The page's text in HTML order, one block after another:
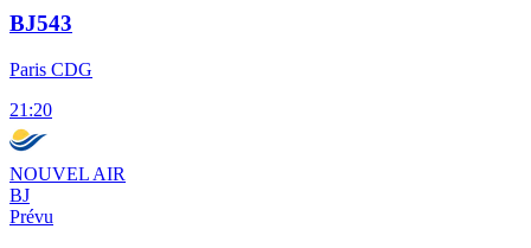
BJ543
Paris CDG
21:20
NOUVEL AIR
BJ
Prévu